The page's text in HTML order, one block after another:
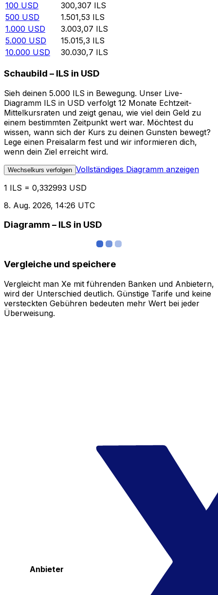
100 USD 300,307 ILS
500 USD 1.501,53 ILS
1.000 USD 3.003,07 ILS
5.000 USD 15.015,3 ILS
10.000 USD 30.030,7 ILS
Schaubild – ILS in USD
Sieh deinen 5.000 ILS in Bewegung. Unser Live-
Diagramm ILS in USD verfolgt 12 Monate Echtzeit-
Mittelkursraten und zeigt genau, wie viel dein Geld zu
einem bestimmten Zeitpunkt wert war. Möchtest du
wissen, wann sich der Kurs zu deinen Gunsten bewegt?
Lege einen Preisalarm fest und wir informieren dich,
wenn dein Ziel erreicht wird.
Wechselkurs verfolgen Vollständiges Diagramm anzeigen
1 ILS = 0,332993 USD
8. Aug. 2026, 14:26 UTC
Diagramm – ILS in USD
Vergleiche und speichere
Vergleicht man Xe mit führenden Banken und Anbietern,
wird der Unterschied deutlich. Günstige Tarife und keine
versteckten Gebühren bedeuten mehr Wert bei jeder
Überweisung.
Anbieter